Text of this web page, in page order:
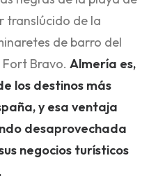
translúcido de la
de barro del
Bravo. Almería es,
los destinos más
y esa ventaja
desaprovechada
negocios turísticos